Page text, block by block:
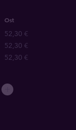
Ost
52,30 €
52,30 €
52,30 €